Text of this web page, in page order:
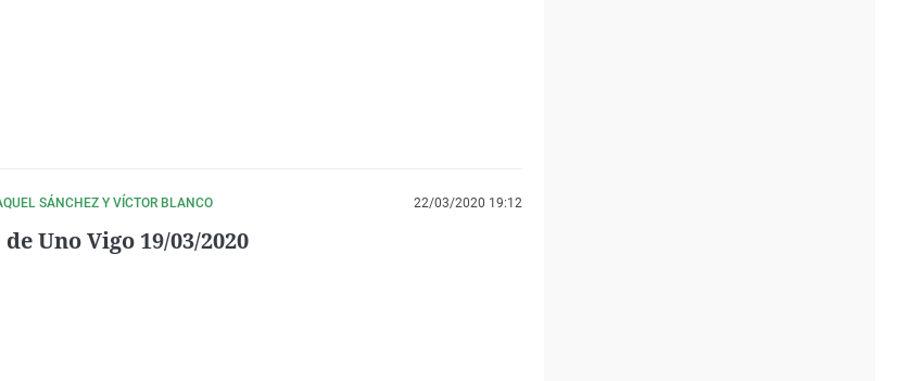
SÁNCHEZ Y VÍCTOR BLANCO 22/03/2020 19:12
Uno Vigo 19/03/2020